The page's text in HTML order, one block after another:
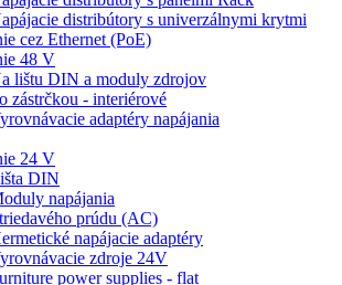
distribútory s univerzálnymi krytmi
cez Ethernet (PoE)
48 V
lištu DIN a moduly zdrojov
zástrčkou - interiérové
adaptéry napájania
24 V
DIN
napájania
prúdu (AC)
napájacie adaptéry
zdroje 24V
power supplies - flat